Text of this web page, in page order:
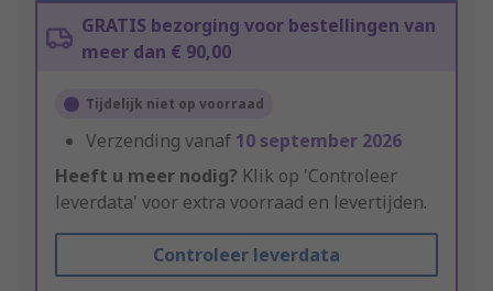
GRATIS bezorging voor bestellingen van
meer dan € 90,00
Tijdelijk niet op voorraad
Verzending vanaf 10 september 2026
Heeft u meer nodig? Klik op 'Controleer
leverdata' voor extra voorraad en levertijden.
Controleer leverdata